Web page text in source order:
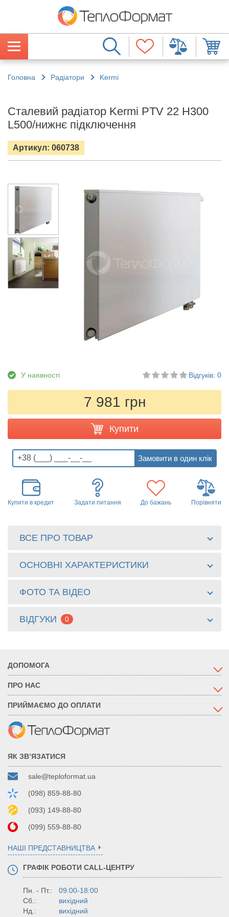
Головна Радіатори Kermi
Сталевий радіатор Kermi PTV 22 H300
L500/нижнє підключення
Артикул: 060738
У наявності Відгуків: 0
7 981 грн
Купити
Купити в кредит Задати питання До бажань Порівняти
ВСЕ ПРО ТОВАР
ОСНОВНІ ХАРАКТЕРИСТИКИ
ФОТО ТА ВІДЕО
ВІДГУКИ 0
ДОПОМОГА
ПРО НАС
ПРИЙМАЄМО ДО ОПЛАТИ
ЯК ЗВ’ЯЗАТИСЯ
sale@teploformat.ua
(098) 859-88-80
(093) 149-88-80
(099) 559-88-80
НАШІ ПРЕДСТАВНИЦТВА
ГРАФІК РОБОТИ CALL-ЦЕНТРУ
Пн. - Пт.:
09:00-18:00
Сб.:
вихідний
Нд.:
вихідний